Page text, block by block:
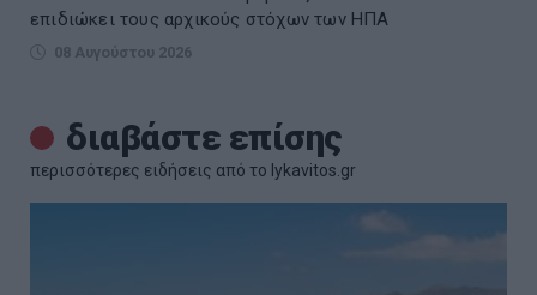
επιδιώκει τους αρχικούς στόχων των ΗΠΑ
08 Αυγούστου 2026
διαβάστε επίσης
περισσότερες ειδήσεις από το lykavitos.gr